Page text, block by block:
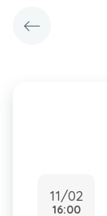
11/02
16:00